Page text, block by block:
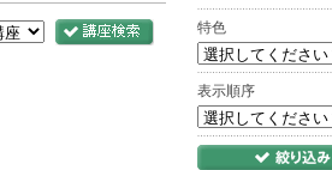
特色
表示順序